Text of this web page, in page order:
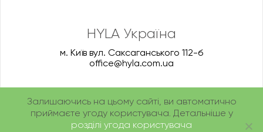
HYLA Україна
м. Київ вул. Саксаганського 112-б
office@hyla.com.ua
Залишаючись на цьому сайті, ви автоматично
приймаєте угоду користувача. Детальніше у
розділі угода користувача